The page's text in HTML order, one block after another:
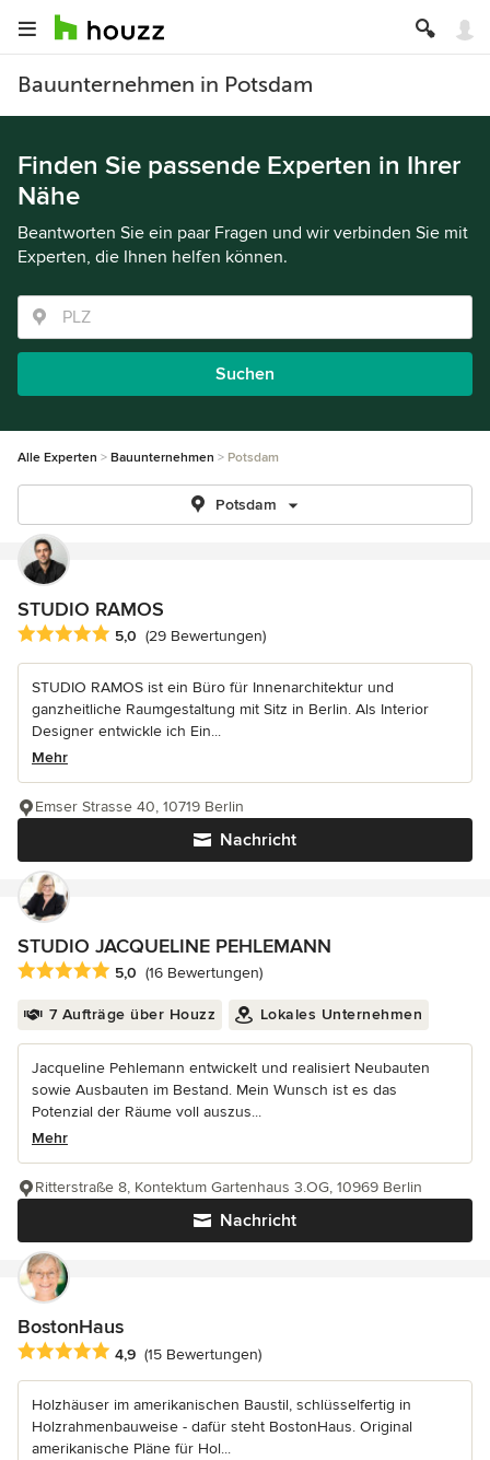
Bauunternehmen in Potsdam
Finden Sie passende Experten in Ihrer
Nähe
Beantworten Sie ein paar Fragen und wir verbinden Sie mit
Experten, die Ihnen helfen können.
Suchen
Alle Experten Bauunternehmen Potsdam
Potsdam
STUDIO RAMOS
Durchschnittliche Bewertung: 5 von 5 Sternen
5,0 (29 Bewertungen)
STUDIO RAMOS ist ein Büro für Innenarchitektur und
ganzheitliche Raumgestaltung mit Sitz in Berlin. Als Interior
Designer entwickle ich Ein...
Mehr
Nachricht
Emser Strasse 40, 10719 Berlin
STUDIO JACQUELINE PEHLEMANN
Durchschnittliche Bewertung: 5 von 5 Sternen
5,0 (16 Bewertungen)
7 Aufträge über Houzz Lokales Unternehmen
Jacqueline Pehlemann entwickelt und realisiert Neubauten
sowie Ausbauten im Bestand. Mein Wunsch ist es das
Potenzial der Räume voll auszus...
Mehr
Nachricht
Ritterstraße 8, Kontektum Gartenhaus 3.OG, 10969 Berlin
BostonHaus
Durchschnittliche Bewertung: 4.9 von 5 Sternen
4,9 (15 Bewertungen)
Holzhäuser im amerikanischen Baustil, schlüsselfertig in
Holzrahmenbauweise - dafür steht BostonHaus. Original
amerikanische Pläne für Hol...